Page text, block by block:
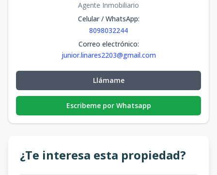
Agente Inmobiliario
Celular / WhatsApp:
8098032244
Correo electrónico:
junior.linares2203@gmail.com
Llámame
Escribeme por Whatsapp
¿Te interesa esta propiedad?